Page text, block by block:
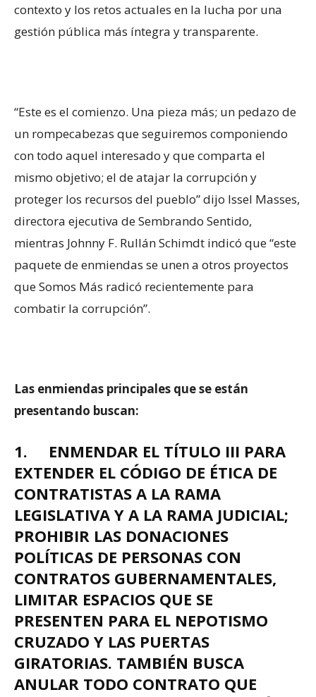
contexto y los retos actuales en la lucha por una
gestión pública más íntegra y transparente.
“Este es el comienzo. Una pieza más; un pedazo de
un rompecabezas que seguiremos componiendo
con todo aquel interesado y que comparta el
mismo objetivo; el de atajar la corrupción y
proteger los recursos del pueblo” dijo Issel Masses,
directora ejecutiva de Sembrando Sentido,
mientras Johnny F. Rullán Schimdt indicó que “este
paquete de enmiendas se unen a otros proyectos
que Somos Más radicó recientemente para
combatir la corrupción”.
Las enmiendas principales que se están
presentando buscan:
1. ENMENDAR EL TÍTULO III PARA
EXTENDER EL CÓDIGO DE ÉTICA DE
CONTRATISTAS A LA RAMA
LEGISLATIVA Y A LA RAMA JUDICIAL;
PROHIBIR LAS DONACIONES
POLÍTICAS DE PERSONAS CON
CONTRATOS GUBERNAMENTALES,
LIMITAR ESPACIOS QUE SE
PRESENTEN PARA EL NEPOTISMO
CRUZADO Y LAS PUERTAS
GIRATORIAS. TAMBIÉN BUSCA
ANULAR TODO CONTRATO QUE